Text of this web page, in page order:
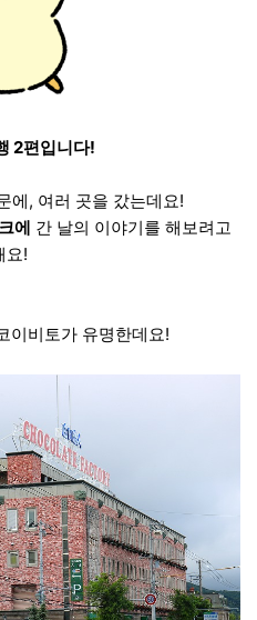
2편입니다!
에, 여러 곳을 갔는데요!
에 간 날의 이야기를 해보려고
요!
이비토가 유명한데요!